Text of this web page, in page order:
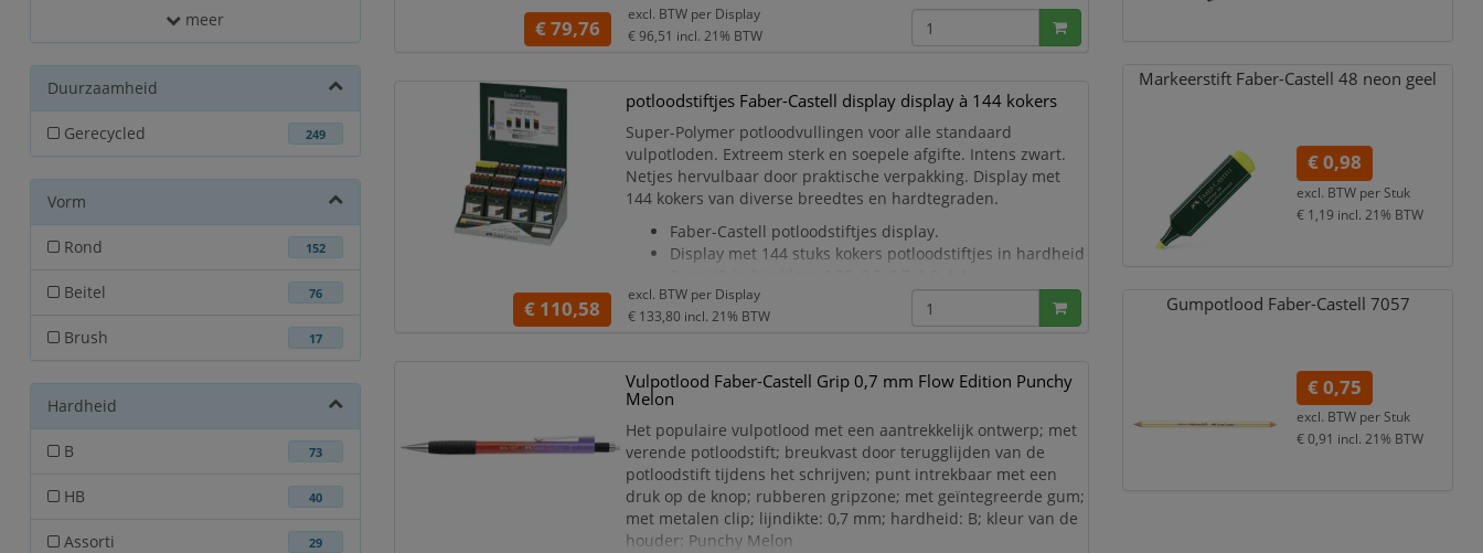
meer
Duurzaamheid
Gerecycled 249
Vorm
Rond 152
Beitel 76
Brush 17
Hardheid
B 73
HB 40
Assorti 29
€ 79,76
excl. BTW per Display
€ 96,51 incl. 21% BTW
potloodstiftjes Faber-Castell display display à 144 kokers
Super-Polymer potloodvullingen voor alle standaard
vulpotloden. Extreem sterk en soepele afgifte. Intens zwart.
Netjes hervulbaar door praktische verpakking. Display met
144 kokers van diverse breedtes en hardtegraden.
Faber-Castell potloodstiftjes display.
Display met 144 stuks kokers potloodstiftjes in hardheid
Koker met 12 potloodstiftjes.
Lijndikte aangegeven met kleurcode.
€ 110,58
excl. BTW per Display
€ 133,80 incl. 21% BTW
Vulpotlood Faber-Castell Grip 0,7 mm Flow Edition Punchy
Melon
Het populaire vulpotlood met een aantrekkelijk ontwerp; met
verende potloodstift; breukvast door terugglijden van de
potloodstift tijdens het schrijven; punt intrekbaar met een
druk op de knop; rubberen gripzone; met geïntegreerde gum;
met metalen clip; lijndikte: 0,7 mm; hardheid: B; kleur van de
houder: Punchy Melon
Markeerstift Faber-Castell 48 neon geel
€ 0,98
excl. BTW per Stuk
€ 1,19 incl. 21% BTW
Gumpotlood Faber-Castell 7057
€ 0,75
excl. BTW per Stuk
€ 0,91 incl. 21% BTW